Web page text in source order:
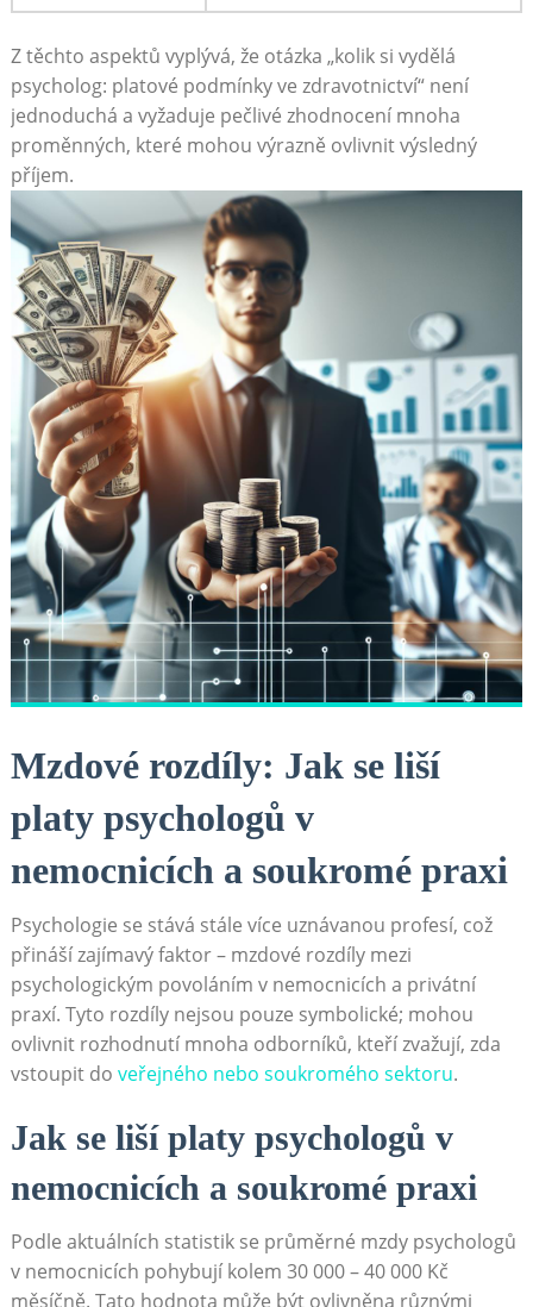
Z těchto aspektů vyplývá, že otázka „kolik si vydělá
psycholog: platové podmínky ve zdravotnictví“ není
jednoduchá a vyžaduje pečlivé zhodnocení mnoha
proměnných, které mohou výrazně ovlivnit výsledný
příjem.
Mzdové rozdíly: Jak se liší
platy psychologů v
nemocnicích a soukromé praxi
Psychologie se stává stále více uznávanou profesí, což
přináší zajímavý faktor – mzdové rozdíly mezi
psychologickým povoláním v nemocnicích a privátní
praxí. Tyto rozdíly nejsou pouze symbolické; mohou
ovlivnit rozhodnutí mnoha odborníků, kteří zvažují, zda
vstoupit do veřejného nebo soukromého sektoru.
Jak se liší platy psychologů v
nemocnicích a soukromé praxi
Podle aktuálních statistik se průměrné mzdy psychologů
v nemocnicích pohybují kolem 30 000 – 40 000 Kč
měsíčně. Tato hodnota může být ovlivněna různými